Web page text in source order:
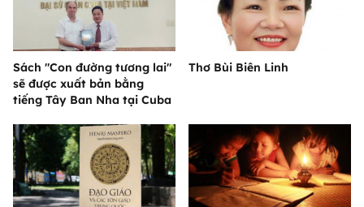
Sách "Con đường tương lai"
sẽ được xuất bản bằng
tiếng Tây Ban Nha tại Cuba
Thơ Bùi Biên Linh